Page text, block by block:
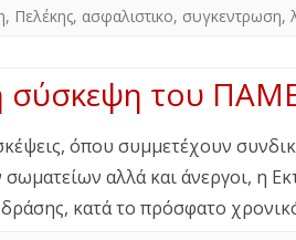
, Πελέκης, ασφαλιστικο, συγκεντρωση,
σύσκεψη του
όπου συμμετέχουν
αλλά και άνεργοι, η
κατά το πρόσφατο